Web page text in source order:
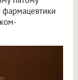
фармацевтики